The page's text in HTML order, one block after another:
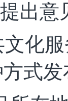
提出
文化
式